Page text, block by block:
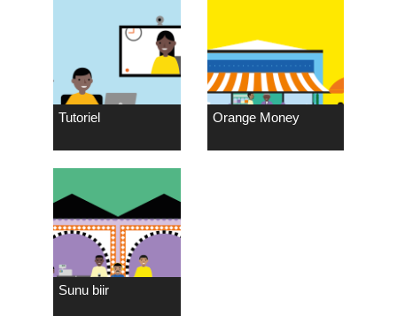
Tutoriel Orange Money
Sunu biir